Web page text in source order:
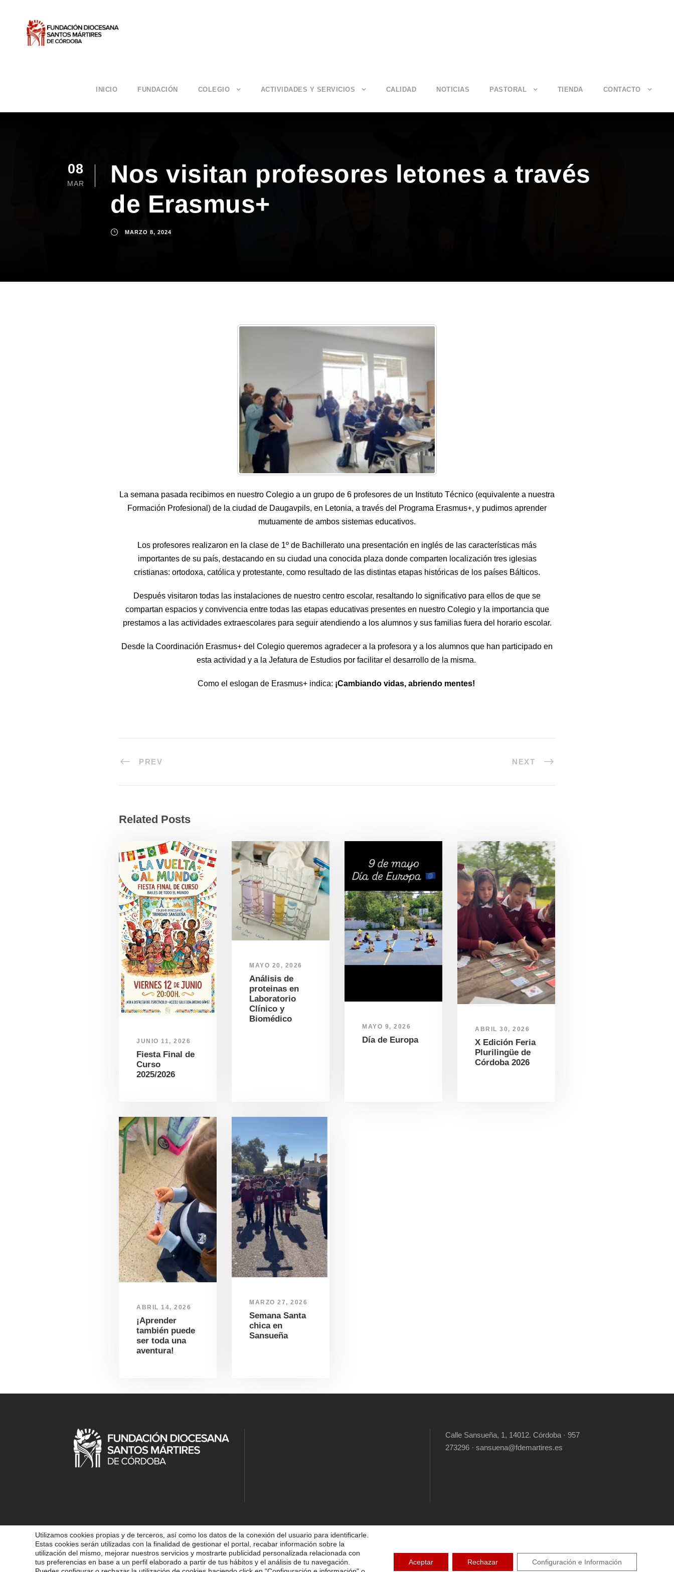
INICIO FUNDACIÓN COLEGIO ACTIVIDADES Y SERVICIOS CALIDAD NOTICIAS PASTORAL TIENDA CONTACTO
08
MAR
Nos visitan profesores letones a través
de Erasmus+
MARZO 8, 2024
La semana pasada recibimos en nuestro Colegio a un grupo de 6 profesores de un Instituto Técnico (equivalente a nuestra
Formación Profesional) de la ciudad de Daugavpils, en Letonia, a través del Programa Erasmus+, y pudimos aprender
mutuamente de ambos sistemas educativos.
Los profesores realizaron en la clase de 1º de Bachillerato una presentación en inglés de las características más
importantes de su país, destacando en su ciudad una conocida plaza donde comparten localización tres iglesias
cristianas: ortodoxa, católica y protestante, como resultado de las distintas etapas históricas de los países Bálticos.
Después visitaron todas las instalaciones de nuestro centro escolar, resaltando lo significativo para ellos de que se
compartan espacios y convivencia entre todas las etapas educativas presentes en nuestro Colegio y la importancia que
prestamos a las actividades extraescolares para seguir atendiendo a los alumnos y sus familias fuera del horario escolar.
Desde la Coordinación Erasmus+ del Colegio queremos agradecer a la profesora y a los alumnos que han participado en
esta actividad y a la Jefatura de Estudios por facilitar el desarrollo de la misma.
Como el eslogan de Erasmus+ indica: ¡Cambiando vidas, abriendo mentes!
PREV NEXT
Related Posts
JUNIO 11, 2026
Fiesta Final de
Curso
2025/2026
MAYO 20, 2026
Análisis de
proteinas en
Laboratorio
Clínico y
Biomédico
MAYO 9, 2026
Día de Europa
ABRIL 30, 2026
X Edición Feria
Plurilingüe de
Córdoba 2026
ABRIL 14, 2026
¡Aprender
también puede
ser toda una
aventura!
MARZO 27, 2026
Semana Santa
chica en
Sansueña
Calle Sansueña, 1, 14012. Córdoba · 957
273296 · sansuena@fdemartires.es
COPYRIGHT 2025 FUNDACIÓN DIOCESANA SANTOS MÁRTIRES, ALL RIGHT RESERVED
Utilizamos cookies propias y de terceros, así como los datos de la conexión del usuario para identificarle.
Estas cookies serán utilizadas con la finalidad de gestionar el portal, recabar información sobre la
utilización del mismo, mejorar nuestros servicios y mostrarte publicidad personalizada relacionada con
tus preferencias en base a un perfil elaborado a partir de tus hábitos y el análisis de tu navegación.
Aceptar Rechazar Configuración e Información